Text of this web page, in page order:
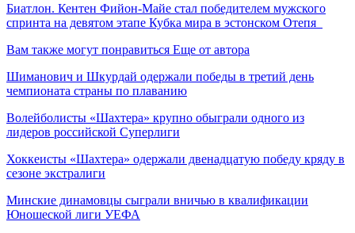
Биатлон. Кентен Фийон-Майе стал победителем мужского
спринта на девятом этапе Кубка мира в эстонском Отепя
Вам также могут понравиться Еще от автора
Шиманович и Шкурдай одержали победы в третий день
чемпионата страны по плаванию
Волейболисты «Шахтера» крупно обыграли одного из
лидеров российской Суперлиги
Хоккеисты «Шахтера» одержали двенадцатую победу кряду в
сезоне экстралиги
Минские динамовцы сыграли вничью в квалификации
Юношеской лиги УЕФА